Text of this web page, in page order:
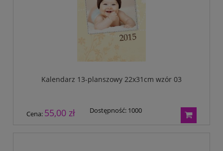
Kalendarz 13-planszowy 22x31cm wzór 03
Cena: 55,00 zł Dostępność: 1000